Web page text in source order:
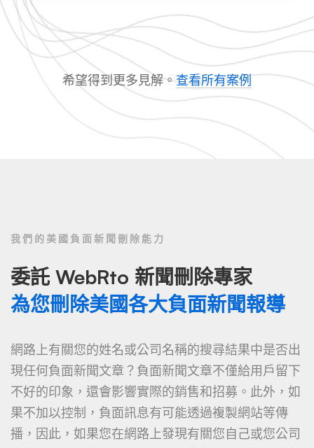
希望得到更多見解。查看所有案例
我們的美國負面新聞刪除能力
委託 WebRto 新聞刪除專家
為您刪除美國各大負面新聞報導
網路上有關您的姓名或公司名稱的搜尋結果中是否出
現任何負面新聞文章？負面新聞文章不僅給用戶留下
不好的印象，還會影響實際的銷售和招募。此外，如
果不加以控制，負面訊息有可能透過複製網站等傳
播，因此，如果您在網路上發現有關您自己或您公司